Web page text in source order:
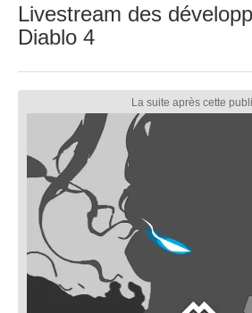
Livestream des
Diablo 4